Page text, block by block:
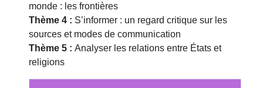
monde : les frontières
Thème 4 : S’informer : un regard critique sur les
sources et modes de communication
Thème 5 : Analyser les relations entre États et
religions